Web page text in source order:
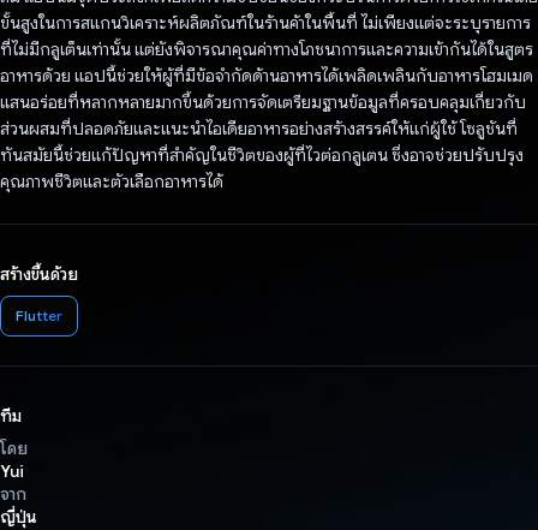
ขั้นสูงในการสแกนวิเคราะห์ผลิตภัณฑ์ในร้านค้าในพื้นที่ ไม่เพียงแต่จะระบุรายการ
ที่ไม่มีกลูเต็นเท่านั้น แต่ยังพิจารณาคุณค่าทางโภชนาการและความเข้ากันได้ในสูตร
อาหารด้วย แอปนี้ช่วยให้ผู้ที่มีข้อจํากัดด้านอาหารได้เพลิดเพลินกับอาหารโฮมเมด
แสนอร่อยที่หลากหลายมากขึ้นด้วยการจัดเตรียมฐานข้อมูลที่ครอบคลุมเกี่ยวกับ
ส่วนผสมที่ปลอดภัยและแนะนำไอเดียอาหารอย่างสร้างสรรค์ให้แก่ผู้ใช้ โซลูชันที่
ทันสมัยนี้ช่วยแก้ปัญหาที่สำคัญในชีวิตของผู้ที่ไวต่อกลูเตน ซึ่งอาจช่วยปรับปรุง
คุณภาพชีวิตและตัวเลือกอาหารได้
สร้างขึ้นด้วย
Flutter
ทีม
โดย
Yui
จาก
ญี่ปุ่น